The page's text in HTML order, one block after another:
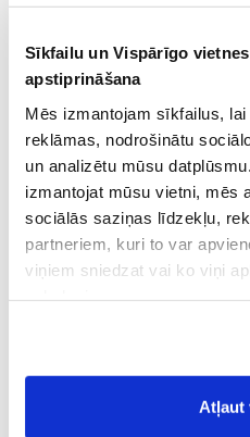
Sīkfailu un Vispārīgo
apstiprināšana
Mēs izmantojam sīkfailus,
reklāmas, nodrošinātu
un analizētu mūsu
izmantojat mūsu vietni, mēs
sociālās saziņas līdzekļu,
partneriem, kuri to var
viņiem sniedzat vai ko viņi
Vispārīgiem
noteikumiem(saīsināti -
Atļaut